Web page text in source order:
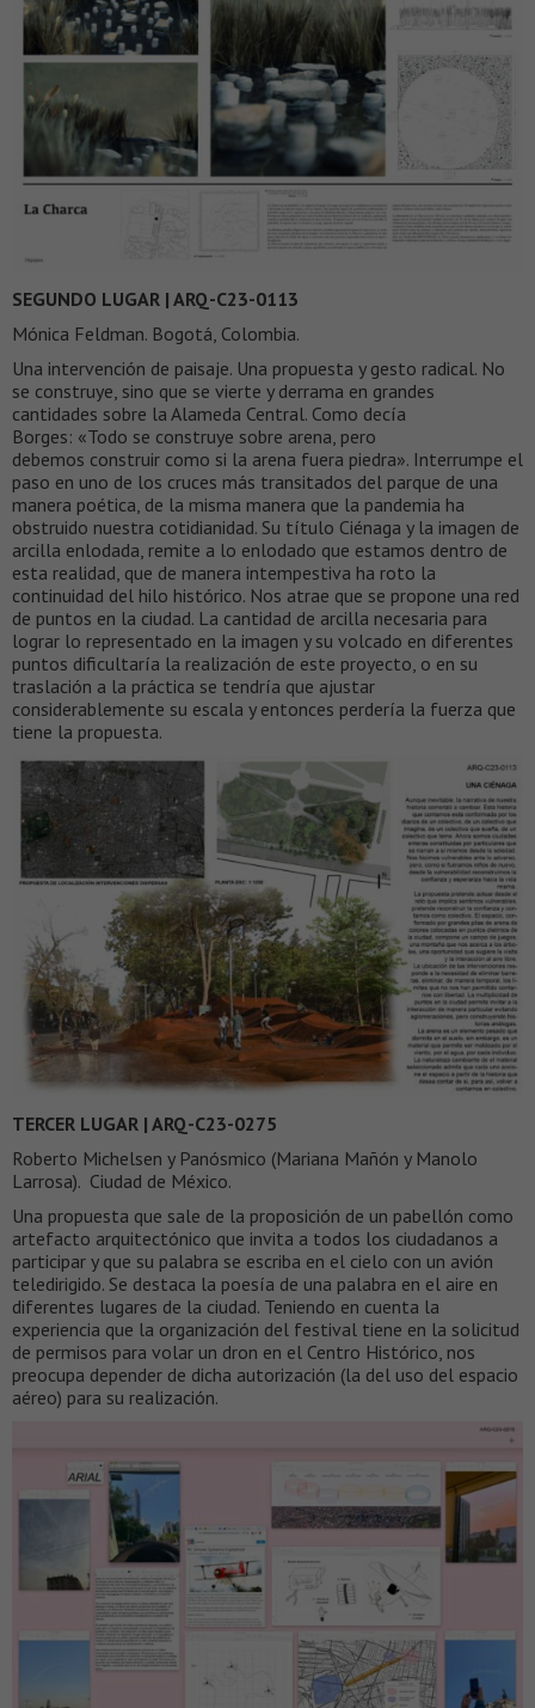
SEGUNDO LUGAR | ARQ-C23-0113
Mónica Feldman. Bogotá, Colombia.
Una intervención de paisaje. Una propuesta y gesto radical. No
se construye, sino que se vierte y derrama en grandes
cantidades sobre la Alameda Central. Como decía
Borges: «Todo se construye sobre arena, pero
debemos construir como si la arena fuera piedra». Interrumpe el
paso en uno de los cruces más transitados del parque de una
manera poética, de la misma manera que la pandemia ha
obstruido nuestra cotidianidad. Su título Ciénaga y la imagen de
arcilla enlodada, remite a lo enlodado que estamos dentro de
esta realidad, que de manera intempestiva ha roto la
continuidad del hilo histórico. Nos atrae que se propone una red
de puntos en la ciudad. La cantidad de arcilla necesaria para
lograr lo representado en la imagen y su volcado en diferentes
puntos dificultaría la realización de este proyecto, o en su
traslación a la práctica se tendría que ajustar
considerablemente su escala y entonces perdería la fuerza que
tiene la propuesta.
TERCER LUGAR | ARQ-C23-0275
Roberto Michelsen y Panósmico (Mariana Mañón y Manolo
Larrosa). Ciudad de México.
Una propuesta que sale de la proposición de un pabellón como
artefacto arquitectónico que invita a todos los ciudadanos a
participar y que su palabra se escriba en el cielo con un avión
teledirigido. Se destaca la poesía de una palabra en el aire en
diferentes lugares de la ciudad. Teniendo en cuenta la
experiencia que la organización del festival tiene en la solicitud
de permisos para volar un dron en el Centro Histórico, nos
preocupa depender de dicha autorización (la del uso del espacio
aéreo) para su realización.